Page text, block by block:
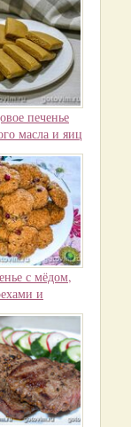
печенье
масла и яиц
с мёдом,
и